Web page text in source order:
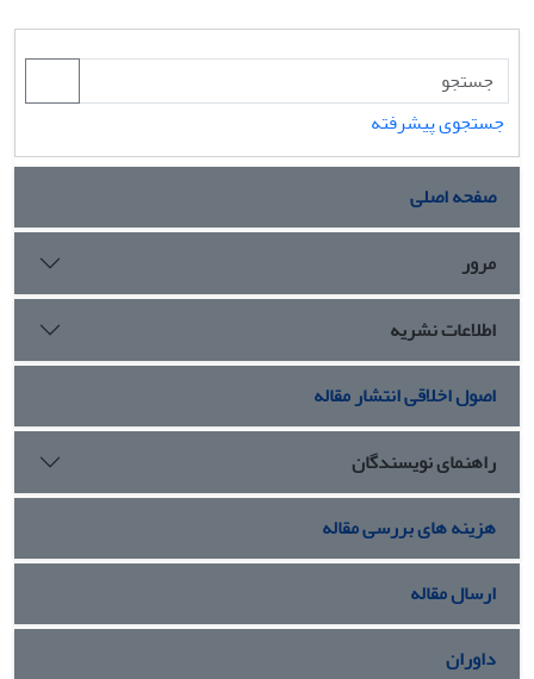
جستجوی پیشرفته
صفحه اصلی
مرور
اطلاعات نشریه
اصول اخلاقی انتشار مقاله
راهنمای نویسندگان
هزینه های بررسی مقاله
ارسال مقاله
داوران